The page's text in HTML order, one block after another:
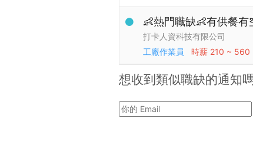
👶熱門職缺👶有供餐
打卡人資科技有限公司
工廠作業員
時薪 210 ~ 560
想收到類似職缺的通知